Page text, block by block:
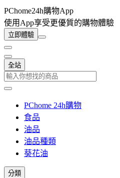
PChome24h購物App
使用App享受更優質的購物體驗
立即體驗
全站
PChome 24h購物
食品
油品
油品種類
葵花油
分類